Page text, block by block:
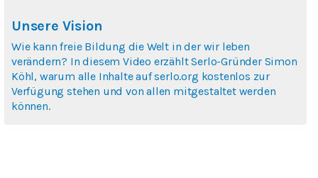
Unsere Vision
Wie kann freie Bildung die Welt in der wir leben
verändern? In diesem Video erzählt Serlo-Gründer Simon
Köhl, warum alle Inhalte auf serlo.org kostenlos zur
Verfügung stehen und von allen mitgestaltet werden
können.